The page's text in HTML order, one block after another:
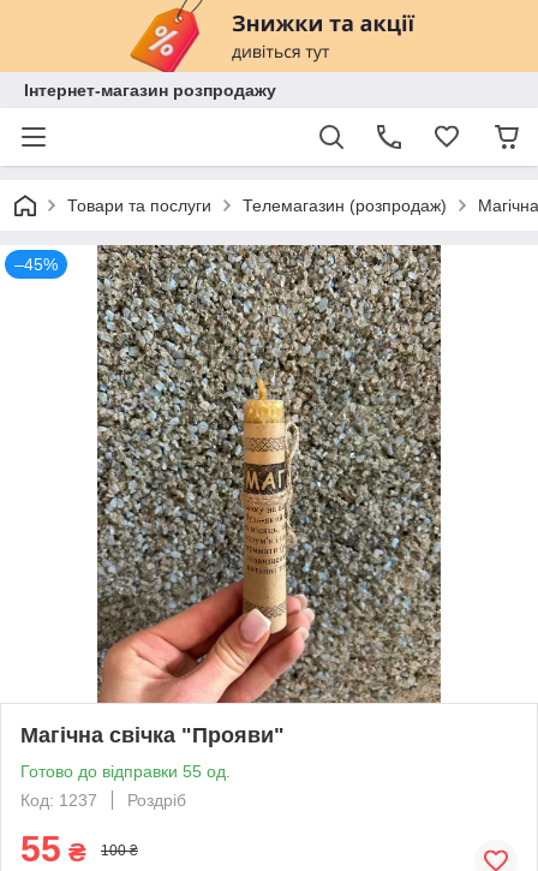
Інтернет-магазин розпродажу
Товари та послуги Телемагазин (розпродаж)
–45%
Магічна свічка "Прояви"
Готово до відправки 55 од.
Код: 1237
Роздріб
55 ₴ 100 ₴